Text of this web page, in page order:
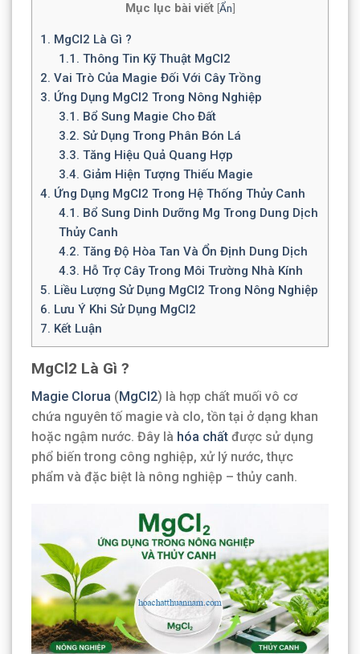
Mục lục bài viết [Ẩn]
1. MgCl2 Là Gì ?
1.1. Thông Tin Kỹ Thuật MgCl2
2. Vai Trò Của Magie Đối Với Cây Trồng
3. Ứng Dụng MgCl2 Trong Nông Nghiệp
3.1. Bổ Sung Magie Cho Đất
3.2. Sử Dụng Trong Phân Bón Lá
3.3. Tăng Hiệu Quả Quang Hợp
3.4. Giảm Hiện Tượng Thiếu Magie
4. Ứng Dụng MgCl2 Trong Hệ Thống Thủy Canh
4.1. Bổ Sung Dinh Dưỡng Mg Trong Dung Dịch
Thủy Canh
4.2. Tăng Độ Hòa Tan Và Ổn Định Dung Dịch
4.3. Hỗ Trợ Cây Trong Môi Trường Nhà Kính
5. Liều Lượng Sử Dụng MgCl2 Trong Nông Nghiệp
6. Lưu Ý Khi Sử Dụng MgCl2
7. Kết Luận
MgCl2 Là Gì ?
Magie Clorua (MgCl2) là hợp chất muối vô cơ
chứa nguyên tố magie và clo, tồn tại ở dạng khan
hoặc ngậm nước. Đây là hóa chất được sử dụng
phổ biến trong công nghiệp, xử lý nước, thực
phẩm và đặc biệt là nông nghiệp – thủy canh.